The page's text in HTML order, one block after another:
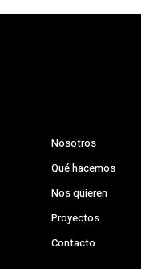
Nosotros
Qué hacemos
Nos quieren
Proyectos
Contacto